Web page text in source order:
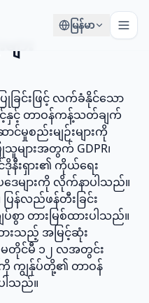
မြန်မာ
ခြင်းဖြင့် လက်ခံနိုင်သော
င့်နှင့် တာဝန်ကန့်သတ်ချက်
စည်းမျဉ်းများကို
ျားအတွက် GDPR၊
ဒိုနီးရှား၏ ကိုယ်ရေး
များကို လိုက်နာပါသည်။
ြန်လည်ဖန်တီးခြင်း
စွာ တားမြစ်ထားပါသည်။
းသည့် အမြင့်ဆုံး
တိုင်မီ ၁၂ လအတွင်း
ကို ကျွန်ုပ်တို့၏ တာဝန်
သည်။